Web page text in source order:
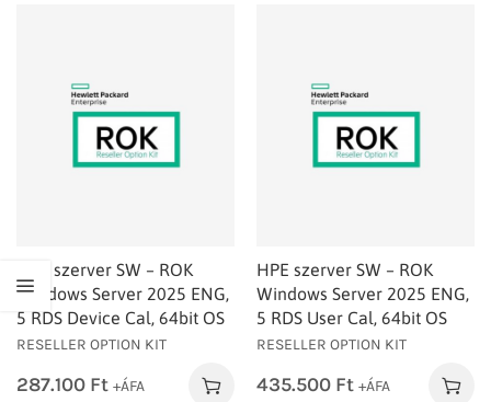
HPE szerver SW – ROK
Windows Server 2025 ENG,
5 RDS Device Cal, 64bit OS
RESELLER OPTION KIT
287.100 Ft +ÁFA
HPE szerver SW – ROK
Windows Server 2025 ENG,
5 RDS User Cal, 64bit OS
RESELLER OPTION KIT
435.500 Ft +ÁFA